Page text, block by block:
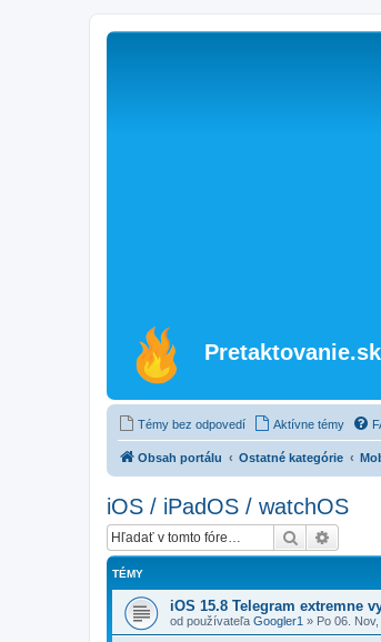
Pretaktovanie.sk
Témy bez odpovedí Aktívne témy
Obsah portálu Ostatné kategórie
iOS / iPadOS / watchOS
Hľadať
TÉMY
iOS 15.8 Telegram extremne
od používateľa Googler1 » Po 06.